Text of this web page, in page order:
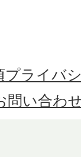
プライバ
問い合わ